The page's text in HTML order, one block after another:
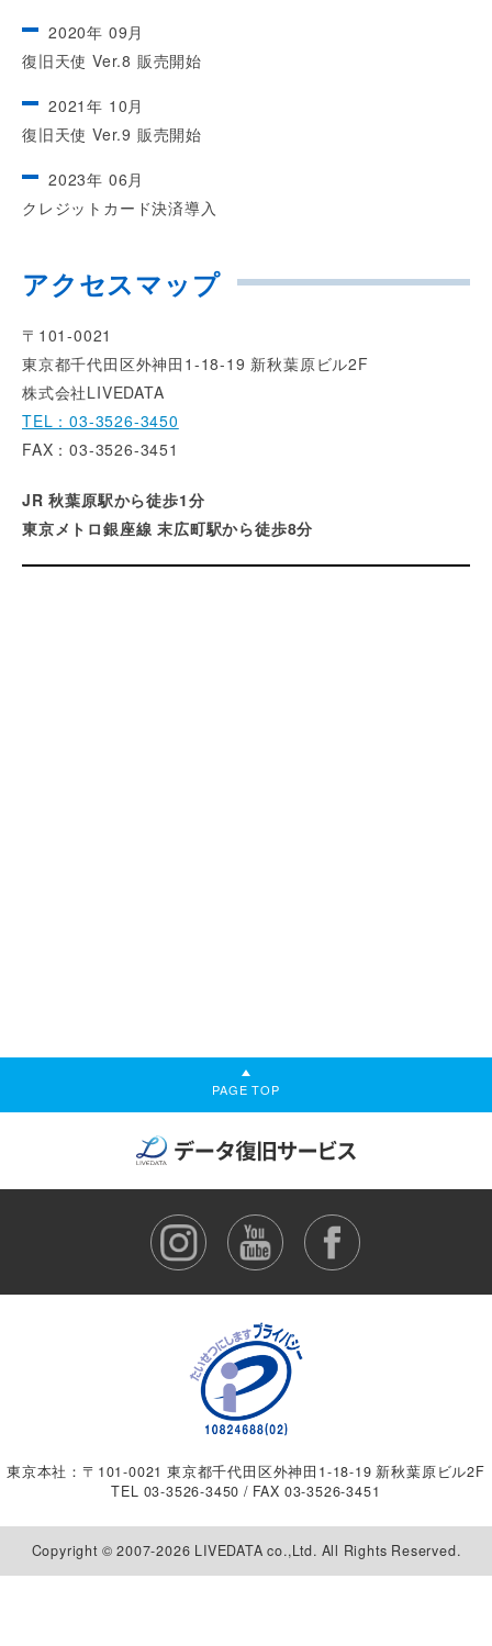
2020年 09月
復旧天使 Ver.8 販売開始
2021年 10月
復旧天使 Ver.9 販売開始
2023年 06月
クレジットカード決済導入
アクセスマップ
〒101-0021
東京都千代田区外神田1-18-19 新秋葉原ビル2F
株式会社LIVEDATA
TEL：03-3526-3450
FAX：03-3526-3451
JR 秋葉原駅から徒歩1分
東京メトロ銀座線 末広町駅から徒歩8分
PAGE TOP
東京本社：〒101-0021 東京都千代田区外神田1-18-19 新秋葉原ビル2F
TEL 03-3526-3450 / FAX 03-3526-3451
Copyright © 2007-2026 LIVEDATA co.,Ltd. All Rights Reserved.